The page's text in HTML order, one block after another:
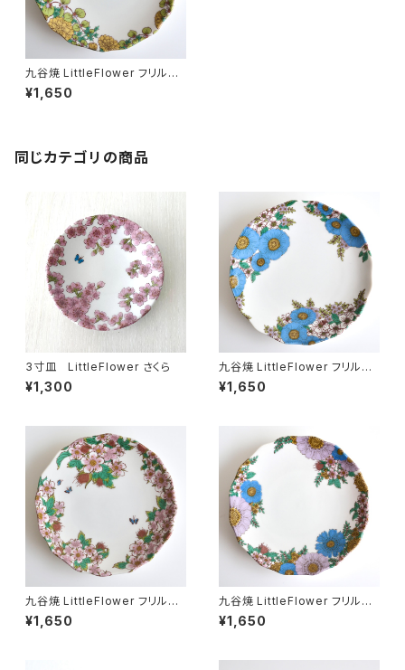
九谷焼 LittleFlower フリル
皿 たんぽぽ
¥1,650
同じカテゴリの商品
3寸皿 LittleFlower さくら
¥1,300
九谷焼 LittleFlower フリル
皿 ハナミズキ
¥1,650
九谷焼 LittleFlower フリル
皿 苺
¥1,650
九谷焼 LittleFlower フリル
皿 ブーケ
¥1,650